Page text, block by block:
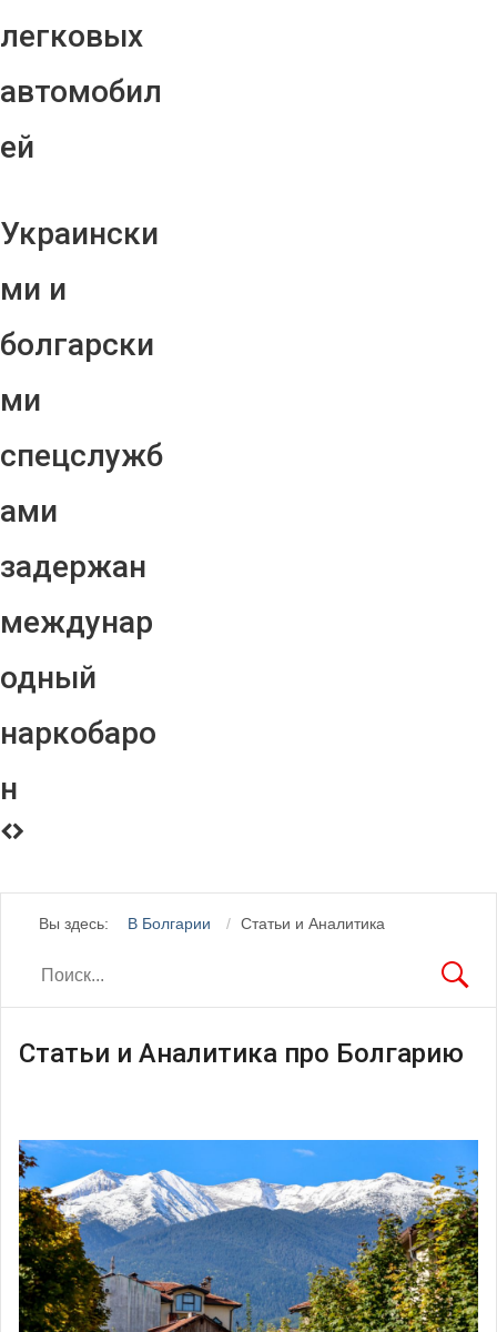
легковых
автомобил
ей
Украински
ми и
болгарски
ми
спецслужб
ами
задержан
междунар
одный
наркобаро
н
Вы здесь: В Болгарии Статьи и Аналитика
Статьи и Аналитика про Болгарию